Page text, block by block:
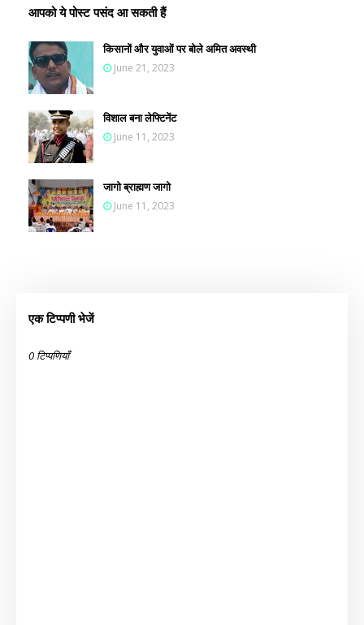
आपको ये पोस्ट पसंद आ सकती हैं
किसानों और युवाओं पर बोले अमित अवस्थी
June 21, 2023
विशाल बना लेफ्टिनेंट
June 11, 2023
जागो ब्राह्मण जागो
June 11, 2023
एक टिप्पणी भेजें
0 टिप्पणियाँ